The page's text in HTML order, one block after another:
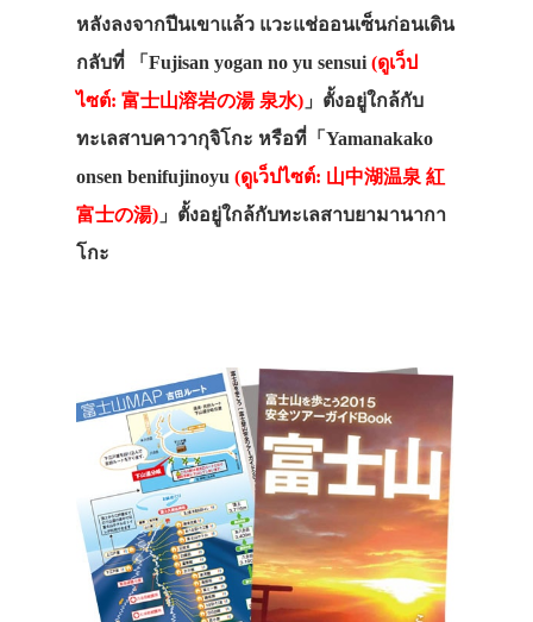
หลังลงจากปีนเขาแล้ว แวะแช่ออนเซ็นก่อนเดิน
กลับที่ 「Fujisan yogan no yu sensui (ดูเว็ป
ไซต์: 富士山溶岩の湯 泉水) 」ตั้งอยู่ใกล้กับ
ทะเลสาบคาวากุจิโกะ หรือที่「Yamanakako
onsen benifujinoyu (ดูเว็ปไซต์: 山中湖温泉 紅
富士の湯) 」ตั้งอยู่ใกล้กับทะเลสาบยามานากา
โกะ